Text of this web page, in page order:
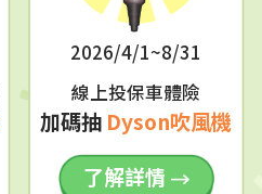
2026/4/1~8/31
線上投保車體險
加碼抽 Dyson吹風機
了解詳情